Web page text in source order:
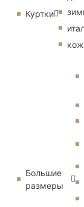
Куртки
Большие
размеры